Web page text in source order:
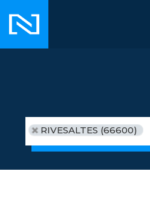
RIVESALTES (66600)